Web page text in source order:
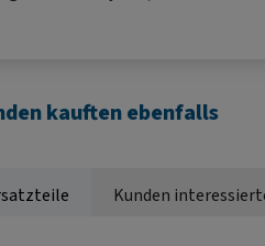
kauften ebenfalls
Kunden